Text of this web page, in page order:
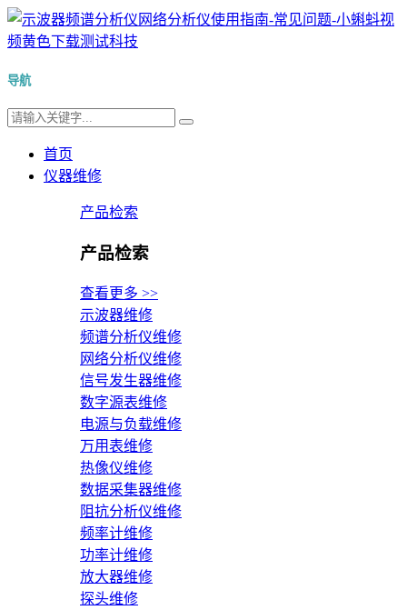
导航
首页
仪器维修
产品检索
产品检索
查看更多 >>
示波器维修
频谱分析仪维修
网络分析仪维修
信号发生器维修
数字源表维修
电源与负载维修
万用表维修
热像仪维修
数据采集器维修
阻抗分析仪维修
频率计维修
功率计维修
放大器维修
探头维修